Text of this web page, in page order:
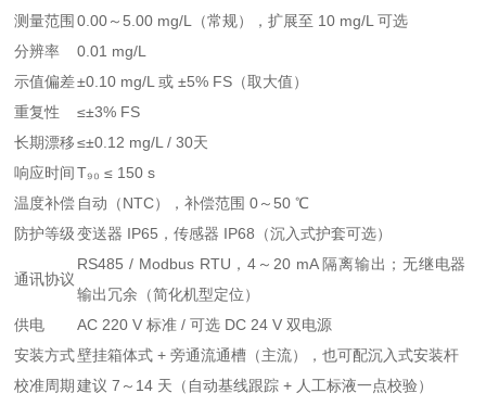
测量范围 0.00～5.00 mg/L（常规），扩展至 10 mg/L 可选
分辨率
0.01 mg/L
示值偏差±0.10 mg/L 或 ±5% FS（取大值）
重复性
≤±3% FS
长期漂移 ≤±0.12 mg/L / 30天
响应时间 T₉₀ ≤ 150 s
温度补偿 自动（NTC），补偿范围 0～50 ℃
防护等级 变送器 IP65，传感器 IP68（沉入式护套可选）
通讯协议
RS485 / Modbus RTU，4～20 mA 隔离输出；无继电器
输出冗余（简化机型定位）
供电
AC 220 V 标准 / 可选 DC 24 V 双电源
安装方式壁挂箱体式 + 旁通流通槽（主流），也可配沉入式安装杆
校准周期 建议 7～14 天（自动基线跟踪 + 人工标液一点校验）